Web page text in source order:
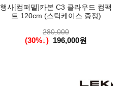
행사[컴퍼델]카본 C3 클라우드 컴팩
트 120cm (스틱케이스 증정)
280,000
(30%↓) 196,000원